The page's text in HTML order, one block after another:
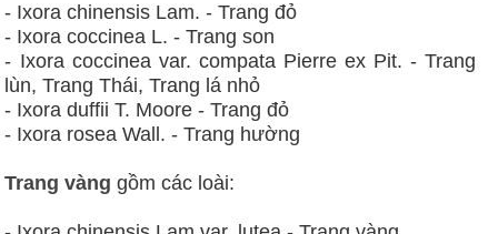
- Ixora chinensis Lam. - Trang đỏ
- Ixora coccinea L. - Trang son
- Ixora coccinea var. compata Pierre ex Pit. - Trang
lùn, Trang Thái, Trang lá nhỏ
- Ixora duffii T. Moore - Trang đỏ
- Ixora rosea Wall. - Trang hường
Trang vàng gồm các loài: